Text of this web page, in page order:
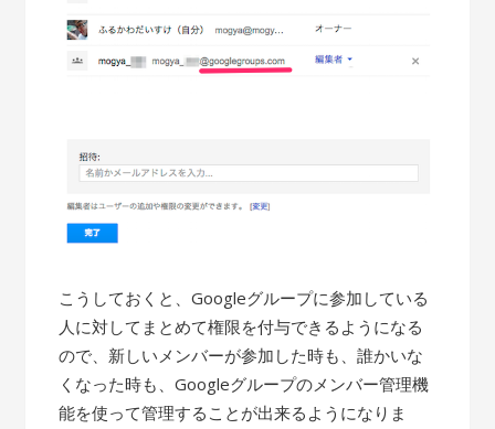
こうしておくと、Googleグループに参加している
人に対してまとめて権限を付与できるようになる
ので、新しいメンバーが参加した時も、誰かいな
くなった時も、Googleグループのメンバー管理機
能を使って管理することが出来るようになりま